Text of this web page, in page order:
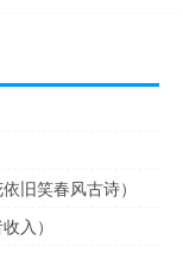
旧笑春风古诗）
入）